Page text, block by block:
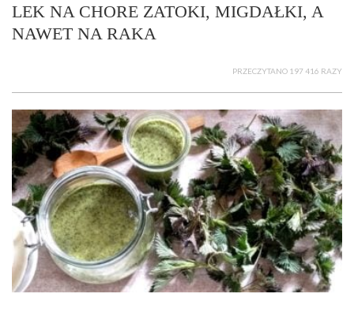
LEK NA CHORE ZATOKI, MIGDAŁKI, A
NAWET NA RAKA
PRZECZYTANO 197 416 RAZY